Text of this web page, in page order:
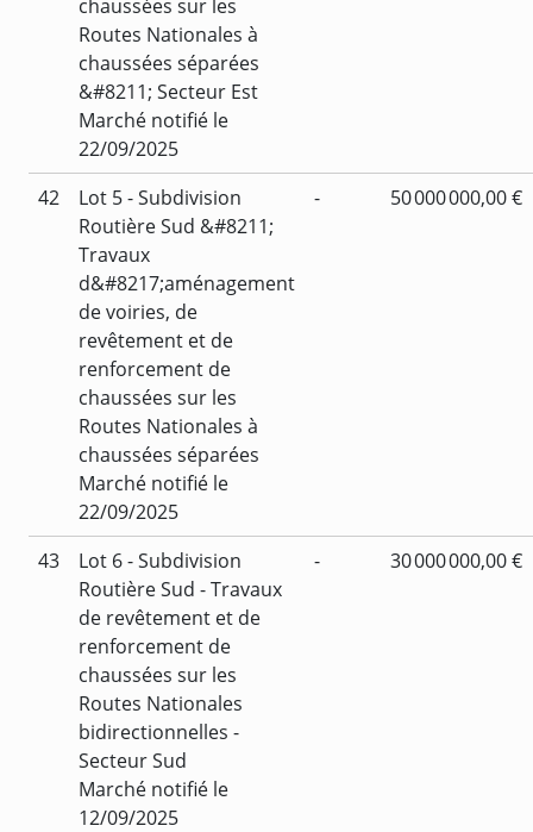
chaussées sur les
Routes Nationales à
chaussées séparées
&#8211; Secteur Est
Marché notifié le
22/09/2025
42
Lot 5 - Subdivision
Routière Sud &#8211;
Travaux
d&#8217;aménagement
de voiries, de
revêtement et de
renforcement de
chaussées sur les
Routes Nationales à
chaussées séparées
Marché notifié le
22/09/2025
- 50 000 000,00 €
43
Lot 6 - Subdivision
Routière Sud - Travaux
de revêtement et de
renforcement de
chaussées sur les
Routes Nationales
bidirectionnelles -
Secteur Sud
Marché notifié le
12/09/2025
- 30 000 000,00 €